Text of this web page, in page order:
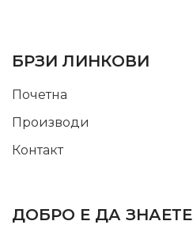
БРЗИ ЛИНКОВИ
Почетна
Производи
Контакт
ДОБРО Е ДА ЗНАЕТЕ